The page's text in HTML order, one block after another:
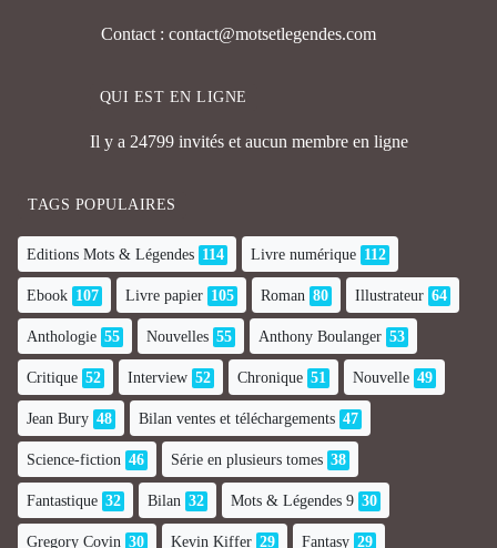
Contact : contact@motsetlegendes.com
QUI EST EN LIGNE
Il y a 24799 invités et aucun membre en ligne
TAGS POPULAIRES
Editions Mots & Légendes 114 Livre numérique 112
Ebook 107 Livre papier 105 Roman 80 Illustrateur 64
Anthologie 55 Nouvelles 55 Anthony Boulanger 53
Critique 52 Interview 52 Chronique 51 Nouvelle 49
Jean Bury 48 Bilan ventes et téléchargements 47
Science-fiction 46 Série en plusieurs tomes 38
Fantastique 32 Bilan 32 Mots & Légendes 9 30
Gregory Covin 30 Kevin Kiffer 29 Fantasy 29